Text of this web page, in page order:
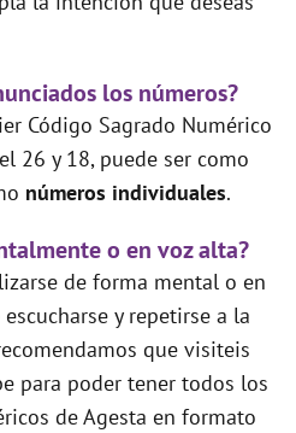
los números?
Código Sagrado Numérico
26 y 18, puede ser como
números individuales.
o en voz alta?
de forma mental o en
y repetirse a la
que visiteis
para poder tener todos los
de Agesta en formato